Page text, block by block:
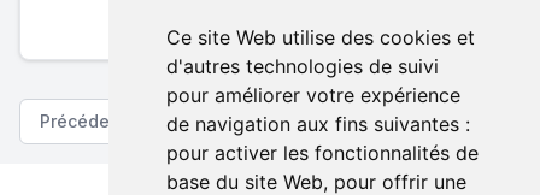
Ce site Web utilise des cookies et
d'autres technologies de suivi
pour améliorer votre expérience
de navigation aux fins suivantes :
pour activer les fonctionnalités de
base du site Web, pour offrir une
En savoir plus sur nos tarifs
Précédent Suivant